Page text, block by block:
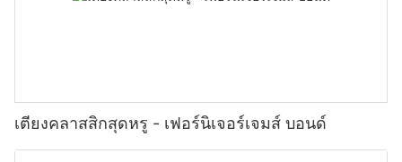
เตียงคลาสสิกสุดหรู - เฟอร์นิเจอร์เจมส์ บอนด์